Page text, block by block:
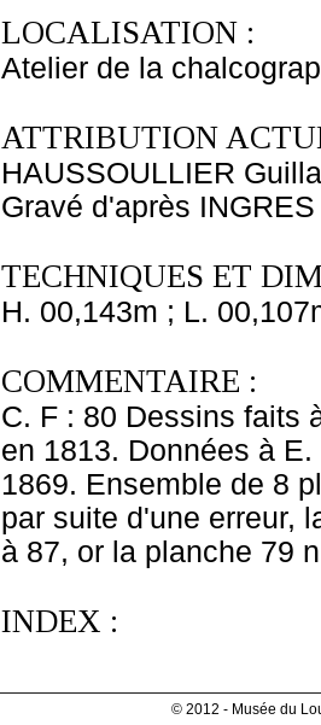
LOCALISATION :
Atelier de la
ATTRIBUTION
HAUSSOULLIER
Gravé d'après
TECHNIQUES ET
H. 00,143m ; L.
COMMENTAIRE :
C. F : 80 Dessins faits
en 1813. Données à
1869. Ensemble de 8
par suite d'une erreur,
à 87, or la planche 79
INDEX :
© 2012 - Musée du